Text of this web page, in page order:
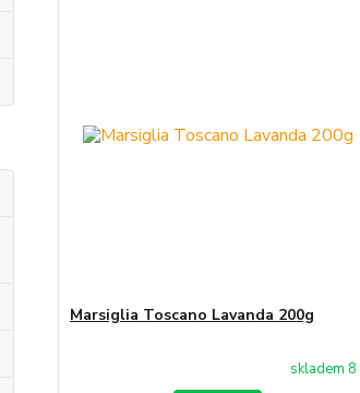
Marsiglia Toscano Lavanda 200g
skladem 8